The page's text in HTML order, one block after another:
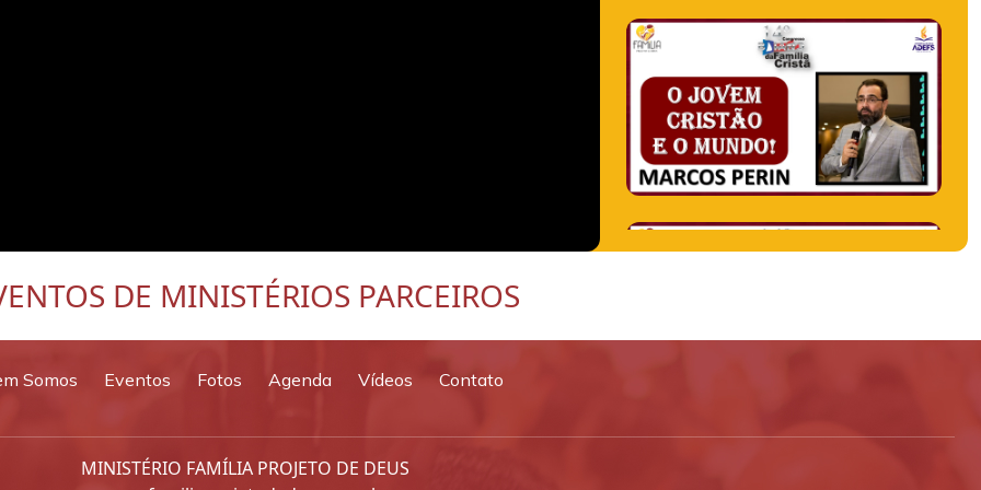
DE MINISTÉRIOS PARCEIROS
Somos Eventos Fotos Agenda Vídeos Contato
MINISTÉRIO FAMÍLIA PROJETO DE DEUS